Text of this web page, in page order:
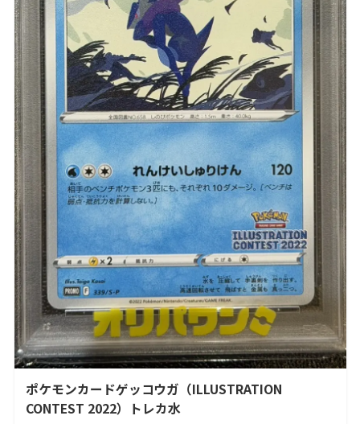
ポケモンカードゲッコウガ（ILLUSTRATION
CONTEST 2022）トレカ水